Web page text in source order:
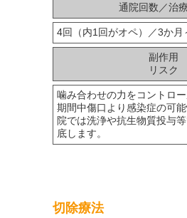
通院回数／治
4回（内1回がオペ）／3か月
副作用
リスク
噛み合わせの力をコントロ
期間中傷口より感染症の可
院では洗浄や抗生物質投与
底します。
切除療法